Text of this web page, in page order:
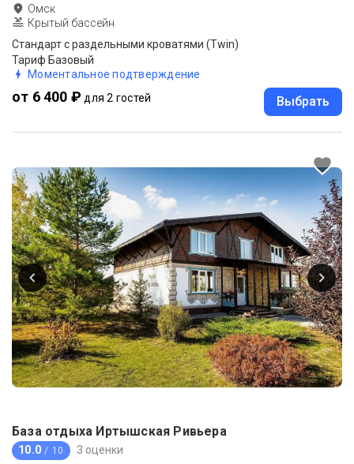
Омск
Крытый бассейн
Стандарт с раздельными кроватями (Twin)
Тариф Базовый
Моментальное подтверждение
от 6 400 ₽ для 2 гостей Выбрать
База отдыха Иртышская Ривьера
10.0 / 10 3 оценки